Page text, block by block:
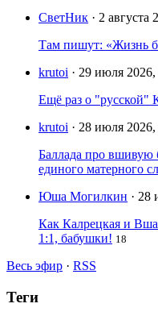
СветНик · 2 августа
Там пишут: «Жизнь
krutoi · 29 июля
Ещё раз о "русской"
krutoi · 28 июля 2026,
Баллада про вшивую
единого матерного
Юша Могилкин · 28
Как Калрецкая и
1:1, бабушки! 18
Весь эфир · RSS
Теги